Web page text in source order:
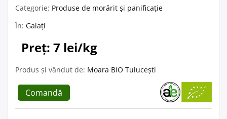
Categorie: Produse de morărit și panificație
În: Galați
Preț: 7 lei/kg
Produs și vândut de: Moara BIO Tulucești
Comandă